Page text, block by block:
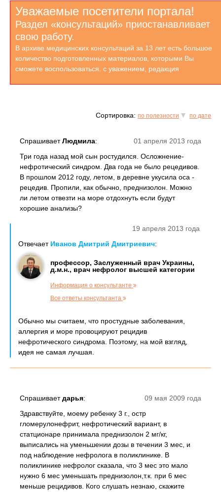
Уважаемые посетители портала!
Раздел «консультаций» приостанавливает
свою работу.
В архиве медицинских консультаций за 13 лет есть большое
количество подготовленных материалов, которыми Вы
сможете воспользоваться. с уважением, редакция
Сортировка: по полезности по дате
01 апреля 2013 года
СпрашиваетЛюдмила:
Три года назад мой сын ростудился. Осложнение-
нефротический синдром. Два года не было рецедивов.
В прошлом 2012 году, летом, в деревне укусила оса -
рецедив. Пропили, как обычно, преднизолон. Можно
ли летом отвезти на море отдохнуть если будут
хорошие анализы?
19 апреля 2013 года
Отвечает Иванов Дмитрий Дмитриевич:
профессор, Заслуженный врач Украины,
д.м.н., врач нефролог высшей категории
Информация о консультанте
Все ответы консультанта
Обычно мы считаем, что простудные заболевания,
аллергия и море провоцируют рецидив
нефротического синдрома. Поэтому, на мой взгляд,
идея не самая лучшая.
09 мая 2009 года
Спрашиваетдарья:
Здравствуйте, моему ребенку 3 г., остр
гломерулонефрит, нефротический вариант, в
статционаре принимала преднизолон 2 мг/кг,
выписались на уменьшении дозы в течении 3 мес, и
под наблюдение нефролога в поликлинике. В
поликлинике нефролог сказала, что 3 мес это мало
нужно 6 мес уменьшать преднизолон,т.к. при 6 мес
меньше рецидивов. Кого слушать незнаю, скажите